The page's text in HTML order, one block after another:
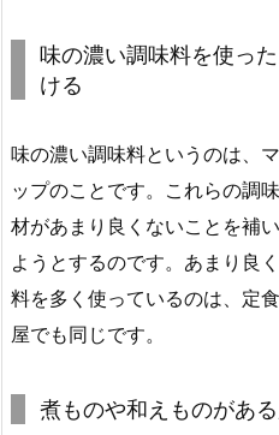
味の濃い調味料を使っ
ける
味の濃い調味料というのは、
ップのことです。これらの調
材があまり良くないことを補
ようとするのです。あまり良
料を多く使っているのは、定
屋でも同じです。
煮ものや和えものがあ